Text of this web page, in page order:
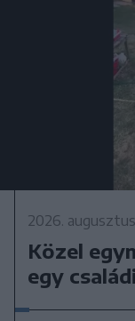
2026.
Közel
egy